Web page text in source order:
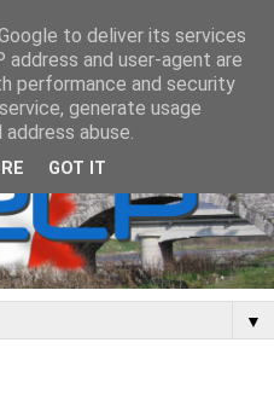
▼
to deliver its services
address and user-agent are
performance and security
generate usage
abuse.
GOT IT